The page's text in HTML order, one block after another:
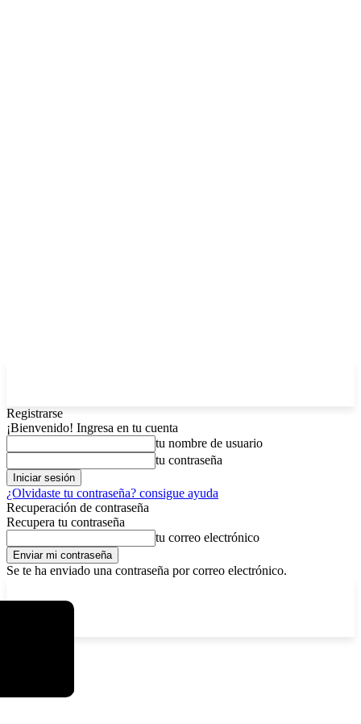
Registrarse
¡Bienvenido! Ingresa en tu cuenta
tu nombre de usuario
tu contraseña
¿Olvidaste tu contraseña? consigue ayuda
Recuperación de contraseña
Recupera tu contraseña
tu correo electrónico
Se te ha enviado una contraseña por correo electrónico.